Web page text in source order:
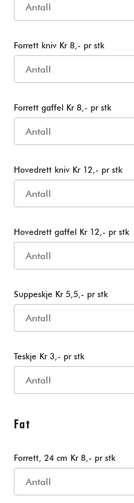
Forrett kniv Kr 8,- pr stk
Forrett gaffel Kr 8,- pr stk
Hovedrett kniv Kr 12,- pr stk
Hovedrett gaffel Kr 12,- pr stk
Suppeskje Kr 5,5,- pr stk
Teskje Kr 3,- pr stk
Fat
Forrett, 24 cm Kr 8,- pr stk